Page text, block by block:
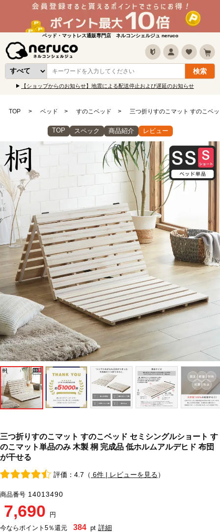
ベッド・マットレス通販専門店 ネルコンシェルジュ neruco
【ショップからのお知らせ】地震による配送停止および遅延のお知らせ
TOP ベッド すのこベッド 三つ折りすのこマット すのこベ
TOP スペック 商品紹介 レビュー
三つ折りすのこマット すのこベッド セミシングルショート す
のこマット単品のみ 木製 桐 完成品 低ホルムアルデヒド 布団
が干せる
評価：4.7（ 6件 | レビューを見る）
商品番号 14013490
7,690
円
今ならポイント5％還元
384 pt 詳細